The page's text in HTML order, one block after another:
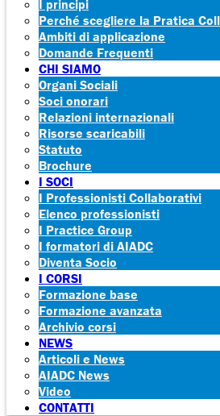
I principi
Perché scegliere la Pratica
Ambiti di applicazione
Domande Frequenti
CHI SIAMO
Organi Sociali
Soci onorari
Relazioni internazionali
Risorse scaricabili
Statuto
Brochure
I SOCI
I Professionisti Collaborativi
Elenco professionisti
I Practice Group
I formatori di AIADC
Diventa Socio
I CORSI
Formazione base
Formazione avanzata
Archivio corsi
NEWS
Articoli e News
AIADC News
Video
CONTATTI